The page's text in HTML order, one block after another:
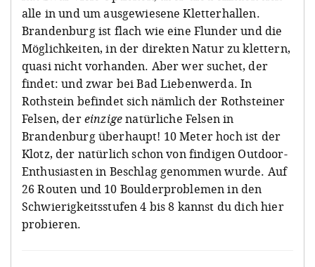
alle in und um ausgewiesene Kletterhallen.
Brandenburg ist flach wie eine Flunder und die
Möglichkeiten, in der direkten Natur zu klettern,
quasi nicht vorhanden. Aber wer suchet, der
findet: und zwar bei Bad Liebenwerda. In
Rothstein befindet sich nämlich der Rothsteiner
Felsen, dereinzigenatürliche Felsen in
Brandenburg überhaupt! 10 Meter hoch ist der
Klotz, der natürlich schon von findigen Outdoor-
Enthusiasten in Beschlag genommen wurde. Auf
26 Routen und 10 Boulderproblemen in den
Schwierigkeitsstufen 4 bis 8 kannst du dich hier
probieren.